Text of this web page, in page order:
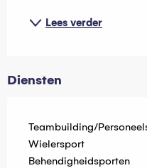
Lees verder
Diensten
Teambuilding/
Wielersport
Behendigheidsporten